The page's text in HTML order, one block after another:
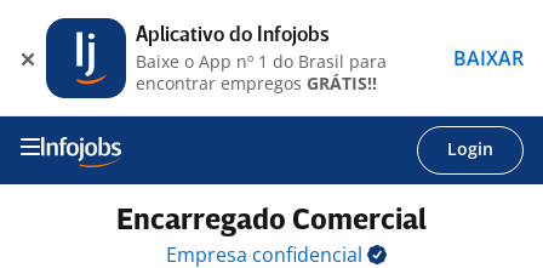
Login
Encarregado Comercial
Empresa confidencial
Aplicativo do Infojobs
Baixe o App nº 1 do Brasil para
encontrar empregos GRÁTIS!!
BAIXAR